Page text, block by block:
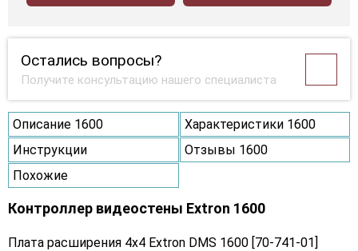
Остались вопросы?
Получите консультацию нашего специалиста
Описание 1600
Характеристики 1600
Инструкции
Отзывы 1600
Похожие
Контроллер видеостены Extron 1600
Плата расширения 4х4 Extron DMS 1600 [70-741-01]